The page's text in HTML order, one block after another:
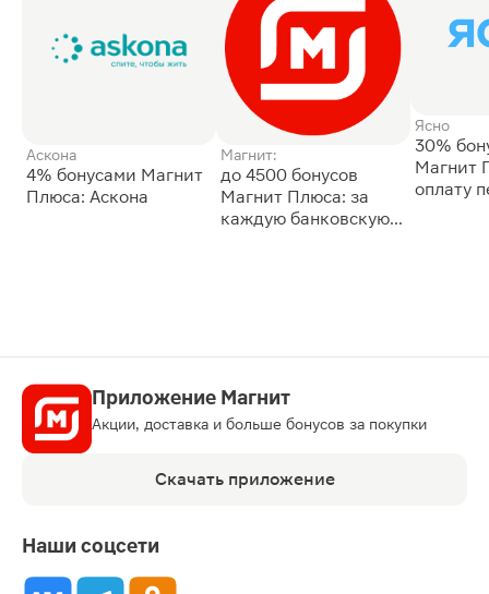
Аскона
4% бонусами Магнит
Плюса: Аскона
Магнит:
до 4500 бонусов
Магнит Плюса: за
каждую банковскую
Ясно
30%
Магнит
оплату
Приложение Магнит
Акции, доставка и больше бонусов за покупки
Скачать приложение
Наши соцсети